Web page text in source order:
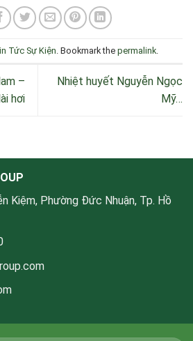
Tức Sự Kiện . Bookmark the permalink
–
hơi
Nhiệt huyết Nguyễn Ngọc
Mỹ…
Kiệm, Phường Đức Nhuận, Tp. Hồ